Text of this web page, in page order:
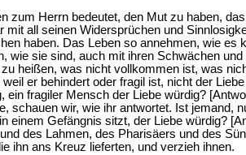
zum Herrn bedeutet, den Mut zu haben,
mit all seinen Widersprüchen und
haben. Das Leben so annehmen, wie
wie sie sind, auch mit ihren Schwächen
heißen, was nicht vollkommen ist, was
weil er behindert oder fragil ist, nicht der
ein fragiler Mensch der Liebe würdig?
schauen wir, wie ihr antwortet. Ist jemand,
einem Gefängnis sitzt, der Liebe würdig?
des Lahmen, des Pharisäers und des
ihn ans Kreuz lieferten, und verzieh ihnen.